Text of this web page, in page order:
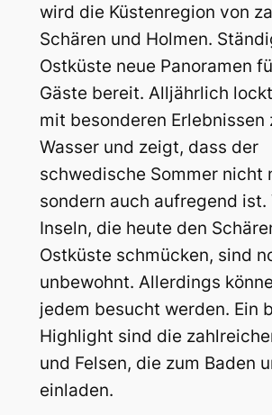
wird die Küstenregion von
Schären und Holmen.
Ostküste neue Panoramen
Gäste bereit. Alljährlich
mit besonderen Erlebnissen
Wasser und zeigt, dass der
schwedische Sommer nicht
sondern auch aufregend ist.
Inseln, die heute den
Ostküste schmücken, sind
unbewohnt. Allerdings
jedem besucht werden. Ein
Highlight sind die
und Felsen, die zum Baden
einladen.